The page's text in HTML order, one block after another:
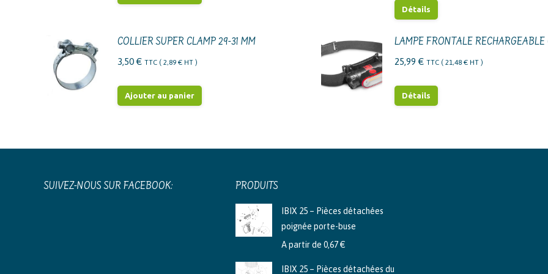
Détails
COLLIER SUPER CLAMP 29-31 MM
3,50 € TTC ( 2,89 € HT )
Ajouter au panier
LAMPE FRONTALE RECHARGEABLE
25,99 € TTC ( 21,48 €HT )
Détails
SUIVEZ-NOUS SUR FACEBOOK: PRODUITS
IBIX 25 – Pièces détachées
poignée porte-buse
A partir de 0,67€
IBIX 25 – Pièces détachées du